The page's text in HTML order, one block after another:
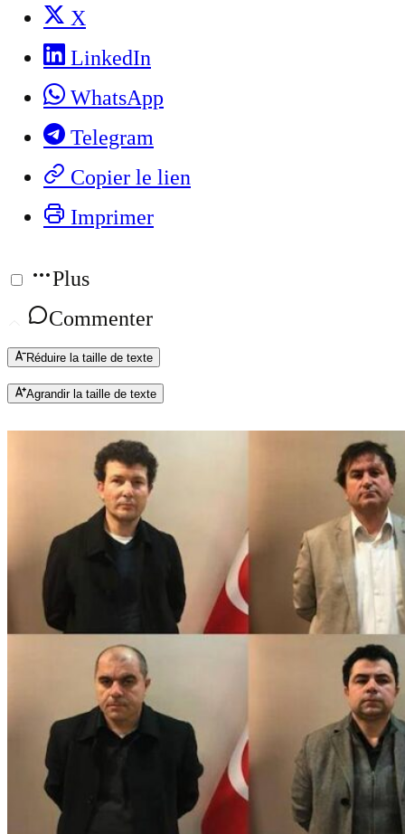
X
LinkedIn
WhatsApp
Telegram
Copier le lien
Imprimer
Plus
Commenter
Réduire la taille de texte
Agrandir la taille de texte